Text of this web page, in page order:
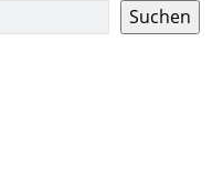
Suchen